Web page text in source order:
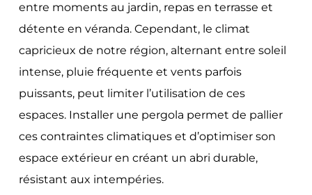
entre moments au jardin, repas en terrasse et
détente en véranda. Cependant, le climat
capricieux de notre région, alternant entre soleil
intense, pluie fréquente et vents parfois
puissants, peut limiter l’utilisation de ces
espaces. Installer une pergola permet de pallier
ces contraintes climatiques et d’optimiser son
espace extérieur en créant un abri durable,
résistant aux intempéries.